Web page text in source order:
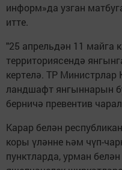
информ»да узган
итте.
"25 апрельдән 11 майга
территориясендә
кертелә. ТР
ландшафт янгыннарын
берничә превентив
Карар белән
коры үләнне һәм чүп-
пунктларда, урман